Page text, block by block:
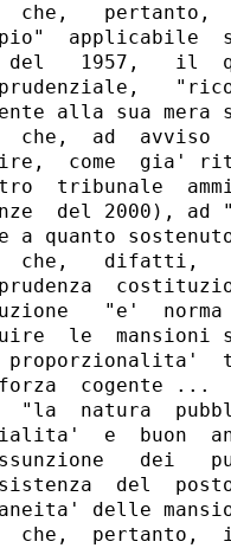
che,   pertanto,
applicabile
1957,   il
alla sua
che,  ad  avviso
come  gia'
tribunale
del 2000),
a quanto
che,   difatti,
"e'
le  mansioni
cogente
"la  natura
e  buon
dei
del
delle
che,  pertanto,